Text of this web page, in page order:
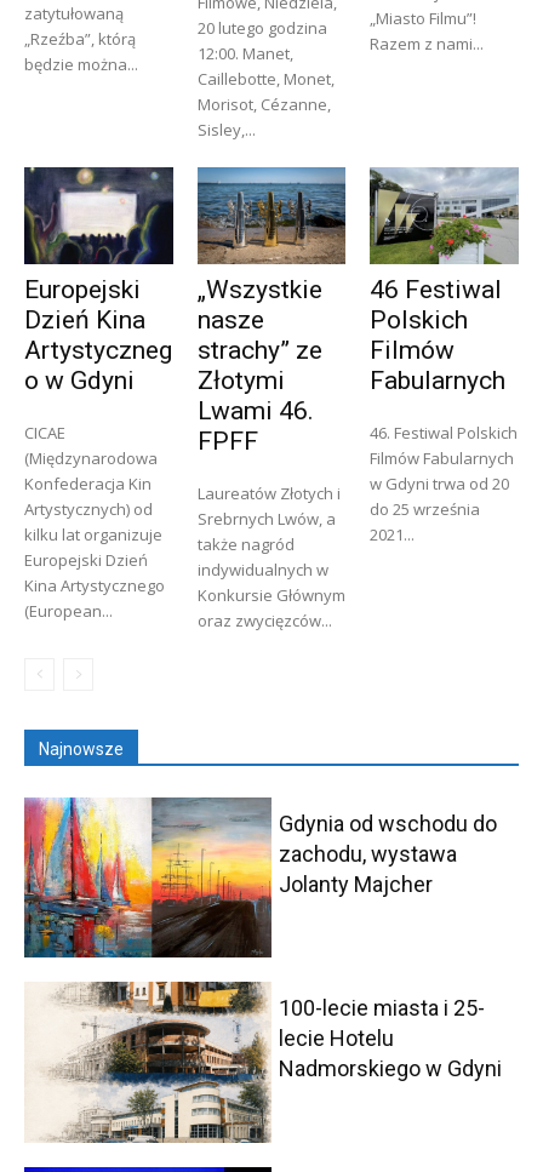
zatytułowaną
„Rzeźba”, którą
będzie można...
20 lutego godzina
12:00. Manet,
Caillebotte, Monet,
Morisot, Cézanne,
Sisley,...
„Miasto Filmu”!
Razem z nami...
Europejski
Dzień Kina
Artystyczneg
o w Gdyni
CICAE
(Międzynarodowa
Konfederacja Kin
Artystycznych) od
kilku lat organizuje
Europejski Dzień
Kina Artystycznego
(European...
„Wszystkie
nasze
strachy” ze
Złotymi
Lwami 46.
FPFF
Laureatów Złotych i
Srebrnych Lwów, a
także nagród
indywidualnych w
Konkursie Głównym
oraz zwycięzców...
46 Festiwal
Polskich
Filmów
Fabularnych
46. Festiwal Polskich
Filmów Fabularnych
w Gdyni trwa od 20
do 25 września
2021...
Najnowsze
Gdynia od wschodu do
zachodu, wystawa
Jolanty Majcher
100-lecie miasta i 25-
lecie Hotelu
Nadmorskiego w Gdyni